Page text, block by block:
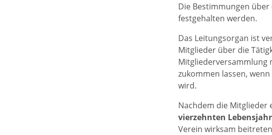
Die Bestimmungen
festgehalten werden.
Das Leitungsorgan ist
Mitglieder über die
Mitgliederversammlung
zukommen lassen,
wird.
Nachdem die Mitglieder
vierzehnten Lebensjahr
Verein wirksam